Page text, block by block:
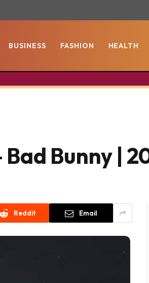
BUSINESS FASHION HEALTH
Bunny |
Reddit Email